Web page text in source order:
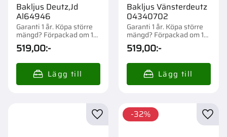
Bakljus Deutz,Jd
Al64946
Garanti 1 år. Köpa större
mängd? Förpackad om 1
st.
519,00:-
Bakljus Vänsterdeutz
04340702
Garanti 1 år. Köpa större
mängd? Förpackad om 1
st.
519,00:-
Lägg till i favoriter
32%